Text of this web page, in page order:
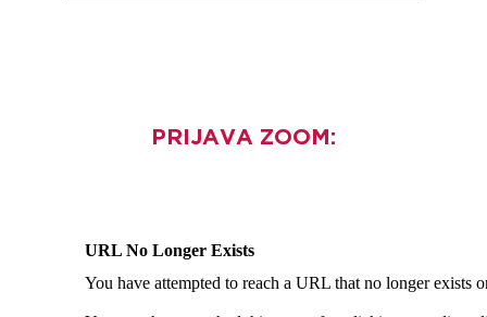
PRIJAVA ZOOM: